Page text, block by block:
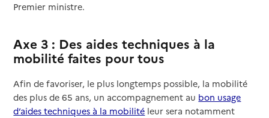
Premier ministre.
Axe 3 : Des aides techniques à la
mobilité faites pour tous
Afin de favoriser, le plus longtemps possible, la mobilité
des plus de 65 ans, un accompagnement au bon usage
d’aides techniques à la mobilité leur sera notamment